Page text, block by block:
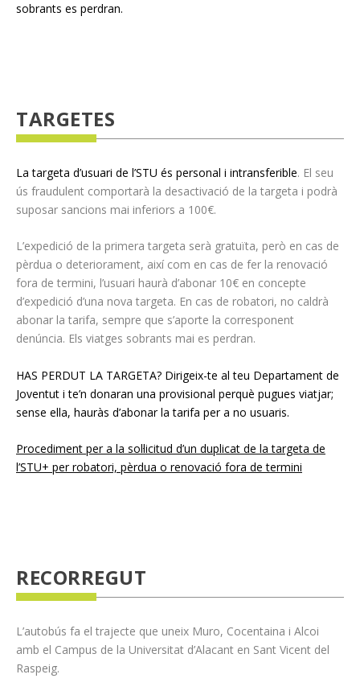
sobrants es perdran.
TARGETES
La targeta d’usuari de l’STU és personal i intransferible. El seu
ús fraudulent comportarà la desactivació de la targeta i podrà
suposar sancions mai inferiors a 100€.
L’expedició de la primera targeta serà gratuïta, però en cas de
pèrdua o deteriorament, així com en cas de fer la renovació
fora de termini, l’usuari haurà d’abonar 10€ en concepte
d’expedició d’una nova targeta. En cas de robatori, no caldrà
abonar la tarifa, sempre que s’aporte la corresponent
denúncia. Els viatges sobrants mai es perdran.
HAS PERDUT LA TARGETA? Dirigeix-te al teu Departament de
Joventut i te’n donaran una provisional perquè pugues viatjar;
sense ella, hauràs d’abonar la tarifa per a no usuaris.
Procediment per a la sol·licitud d’un duplicat de la targeta de
l’STU+ per robatori, pèrdua o renovació fora de termini
RECORREGUT
L’autobús fa el trajecte que uneix Muro, Cocentaina i Alcoi
amb el Campus de la Universitat d’Alacant en Sant Vicent del
Raspeig.